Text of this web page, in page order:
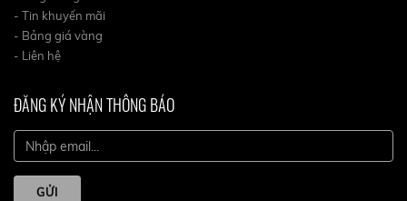
- Tin khuyến mãi
- Bảng giá vàng
- Liên hệ
ĐĂNG KÝ NHẬN THÔNG BÁO
GỬI